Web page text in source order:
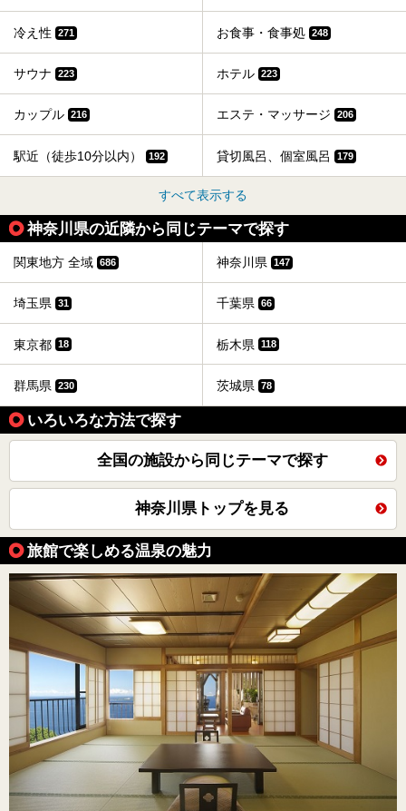
冷え性 271 お食事・食事処 248
サウナ 223 ホテル 223
カップル 216 エステ・マッサージ 206
駅近（徒歩10分以内） 192 貸切風呂、個室風呂 179
すべて表示する
神奈川県の近隣から同じテーマで探す
関東地方 全域 686 神奈川県 147
埼玉県 31 千葉県 66
東京都 18 栃木県 118
群馬県 230 茨城県 78
いろいろな方法で探す
全国の施設から同じテーマで探す
神奈川県トップを見る
旅館で楽しめる温泉の魅力